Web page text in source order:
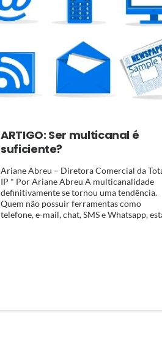
ARTIGO: Ser multicanal é
suficiente?
Ariane Abreu – Diretora Comercial da
IP * Por Ariane Abreu A multicanalidade
definitivamente se tornou uma tendência.
Quem não possuir ferramentas como
telefone, e-mail, chat, SMS e Whatsapp,